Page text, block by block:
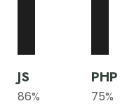
JS
86%
PHP
75%